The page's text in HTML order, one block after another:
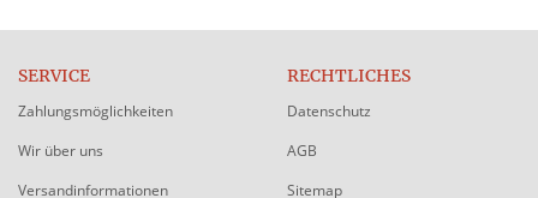
SERVICE
Zahlungsmöglichkeiten
Wir über uns
Versandinformationen
RECHTLICHES
Datenschutz
AGB
Sitemap